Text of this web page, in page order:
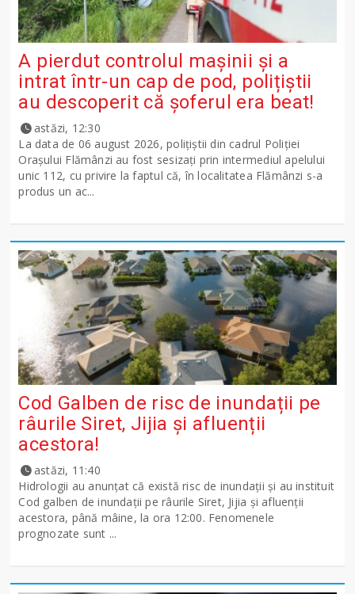
A pierdut controlul mașinii și a
intrat într-un cap de pod, polițiștii
au descoperit că șoferul era beat!
astăzi, 12:30
La data de 06 august 2026, polițiștii din cadrul Poliției
Orașului Flămânzi au fost sesizați prin intermediul apelului
unic 112, cu privire la faptul că, în localitatea Flămânzi s-a
produs un ac...
Cod Galben de risc de inundații pe
râurile Siret, Jijia și afluenții
acestora!
astăzi, 11:40
Hidrologii au anunțat că există risc de inundații și au instituit
Cod galben de inundații pe râurile Siret, Jijia și afluenții
acestora, până mâine, la ora 12:00. Fenomenele
prognozate sunt ...